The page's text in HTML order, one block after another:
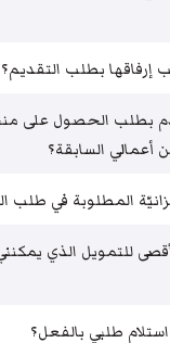
إرفاقها بطلب التقديم؟
بطلب الحصول على
أعمالي السابقة؟
المطلوبة في طلب
للتمويل الذي
طلبي بالفعل؟